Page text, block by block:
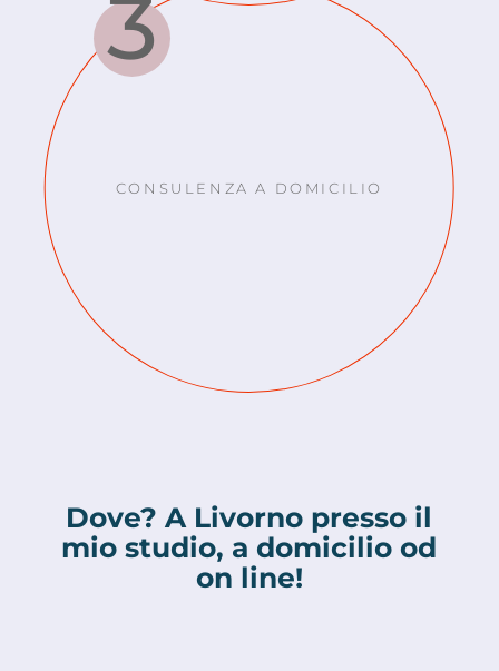
CONSULENZA A DOMICILIO
Dove? A Livorno presso il
mio studio, a domicilio od
on line!